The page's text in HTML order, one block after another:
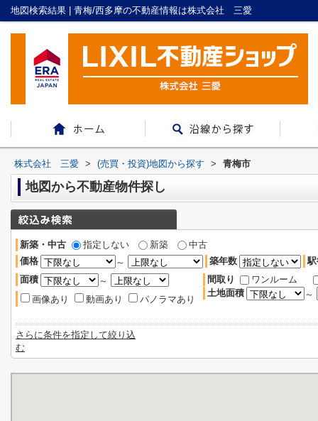
地図検索結果 | 青梅/西多摩の不動産情報は株式会社 三愛
株式会社 三愛 > (売買・投資)地図から探す > 青梅市
地図から不動産物件探し
新築・中古 指定しない 新築
中古
価格
～ 築年数
面積
～
画像あり
動画あり パノラマあり
間取り
ワンルーム
土地面積
～
さらに条件を指定して絞り込
む